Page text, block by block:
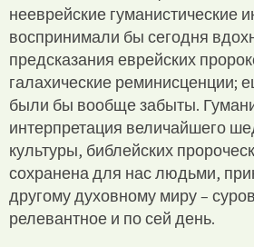
нееврейские гуманистические
воспринимали бы сегодня
предсказания еврейских
галахические реминисценции;
были бы вообще забыты.
интерпретация величайшего
культуры, библейских
сохранена для нас людьми,
другому духовному миру –
релевантное и по сей день.